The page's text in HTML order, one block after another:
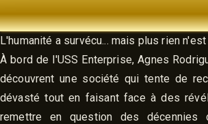
ARC 2 - ENTRE DEUX
L'humanité a survécu... mais plus rien
À bord de l'USS Enterprise, Agnes
découvrent une société qui tente de
dévasté tout en faisant face à des
remettre en question des décennies